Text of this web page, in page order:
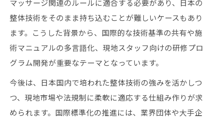
マッサージ関連のルールに適合する必要があり、日本の
整体技術をそのまま持ち込むことが難しいケースもあり
ます。こうした背景から、国際的な技術基準の共有や施
術マニュアルの多言語化、現地スタッフ向けの研修プロ
グラム開発が重要なテーマとなっています。
今後は、日本国内で培われた整体技術の強みを活かしつ
つ、現地市場や法規制に柔軟に適応する仕組み作りが求
められます。国際標準化の推進には、業界団体や大手企